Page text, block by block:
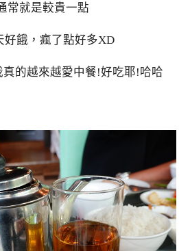
常就是較貴一點
好餓，瘋了點好多XD
真的越來越愛中餐!好吃耶!哈哈